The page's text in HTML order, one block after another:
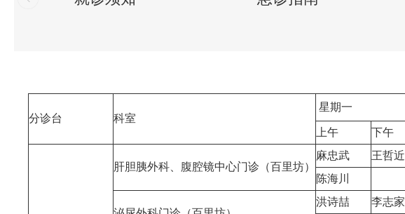
分诊台 科室
星期一
上午 下午
肝胆胰外科、腹腔镜中心门诊（百里坊）
麻忠武 王哲近
陈海川
洪诗喆 李志家